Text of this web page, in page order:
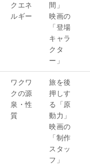
クエネ
ルギー
間」
映画の
「登場
キャラ
クタ
ー」
ワクワ
クの源
泉・性
質
旅を後
押しす
る「原
動力」
映画の
「制作
スタッ
フ」